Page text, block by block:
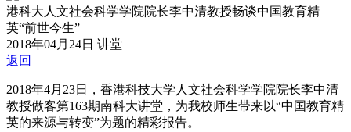
港科大人文社会科学学院院长李中清教授畅谈中国教育精
英“前世今生”
2018年04月24日 讲堂
返回
2018年4月23日，香港科技大学人文社会科学学院院长李中清
教授做客第163期南科大讲堂，为我校师生带来以“中国教育精
英的来源与转变”为题的精彩报告。